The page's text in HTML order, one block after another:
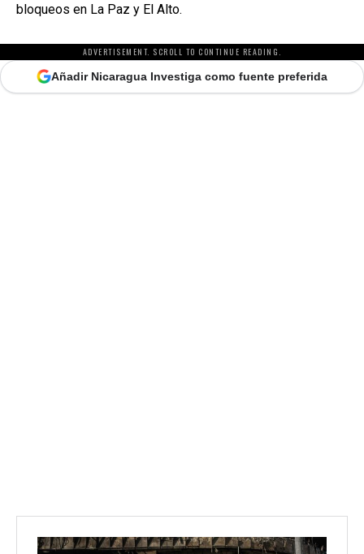
bloqueos en La Paz y El Alto.
ADVERTISEMENT. SCROLL TO CONTINUE READING.
Añadir Nicaragua Investiga como fuente preferida